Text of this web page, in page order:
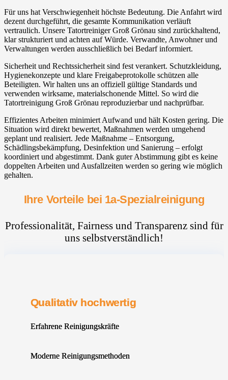
Für uns hat Verschwiegenheit höchste Bedeutung. Die Anfahrt wird
dezent durchgeführt, die gesamte Kommunikation verläuft
vertraulich. Unsere Tatortreiniger Groß Grönau sind zurückhaltend,
klar strukturiert und achten auf Würde. Verwandte, Anwohner und
Verwaltungen werden ausschließlich bei Bedarf informiert.
Sicherheit und Rechtssicherheit sind fest verankert. Schutzkleidung,
Hygienekonzepte und klare Freigabeprotokolle schützen alle
Beteiligten. Wir halten uns an offiziell gültige Standards und
verwenden wirksame, materialschonende Mittel. So wird die
Tatortreinigung Groß Grönau reproduzierbar und nachprüfbar.
Effizientes Arbeiten minimiert Aufwand und hält Kosten gering. Die
Situation wird direkt bewertet, Maßnahmen werden umgehend
geplant und realisiert. Jede Maßnahme – Entsorgung,
Schädlingsbekämpfung, Desinfektion und Sanierung – erfolgt
koordiniert und abgestimmt. Dank guter Abstimmung gibt es keine
doppelten Arbeiten und Ausfallzeiten werden so gering wie möglich
gehalten.
Ihre Vorteile bei 1a-Spezialreinigung
Professionalität, Fairness und Transparenz sind für
uns selbstverständlich!
Qualitativ hochwertig
Erfahrene Reinigungskräfte
Moderne Reinigungsmethoden